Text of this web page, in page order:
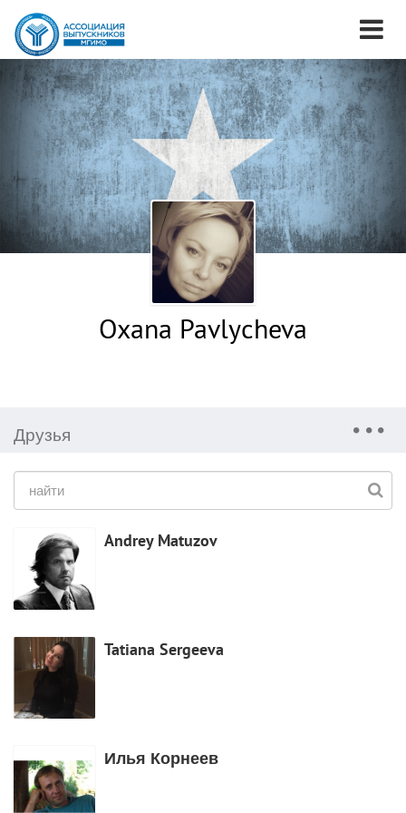
Oxana Pavlycheva
Друзья
Andrey Matuzov
Tatiana Sergeeva
Илья Корнеев